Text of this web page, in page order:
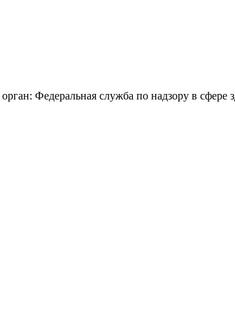
Федеральная служба по надзору в сфере